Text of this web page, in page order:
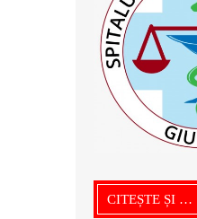
CITEȘTE ȘI …